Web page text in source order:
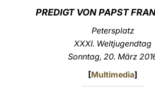
PREDIGT VON PAPST
Petersplatz
XXXI. Weltjugendtag
Sonntag, 20. März
[Multimedia]